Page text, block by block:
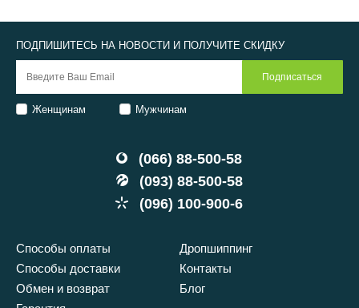
(066) 88-500-58
(093) 88-500-58
(096) 100-900-6
Способы оплаты
Способы доставки
Обмен и возврат
Дропшиппинг
Контакты
Блог
ПОДПИШИТЕСЬ НА НОВОСТИ И ПОЛУЧИТЕ СКИДКУ
Женщинам Мужчинам